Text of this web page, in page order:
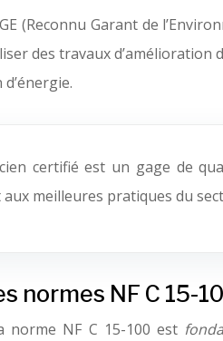
(Reconnu Garant de
des travaux
certifié est un gage de
meilleures pratiques du
normes NF C 15-
norme NF C 15-100 est